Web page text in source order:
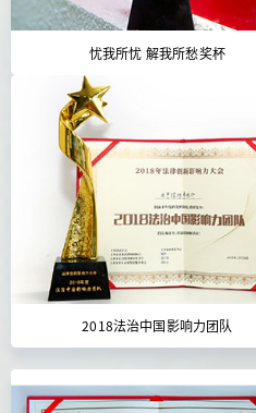
忧我所忧 解我所愁奖杯
2018法治中国影响力团队